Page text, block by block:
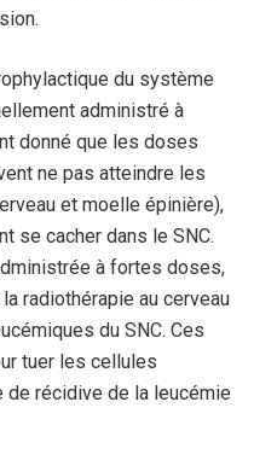
du système
administré à
donné que les doses
ne pas atteindre les
et moelle épinière),
se cacher dans le SNC.
à fortes doses,
radiothérapie au cerveau
du SNC. Ces
tuer les cellules
récidive de la leucémie